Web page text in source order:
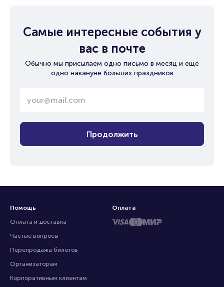
Самые интересные события у
вас в почте
Обычно мы присылаем одно письмо в месяц и ещё
одно накануне больших праздников
Продолжить
Помощь
Оплата и доставка
Частые вопросы
Перепродажа билетов
Организаторам
Корпоративным клиентам
Оплата